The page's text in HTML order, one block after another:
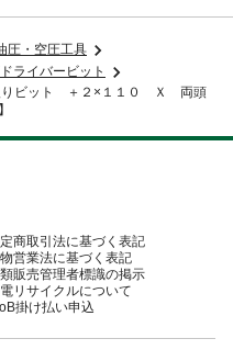
圧・空圧工具
ライバービット
入りビット ＋２×１１０ Ｘ 両頭
商取引法に基づく表記
営業法に基づく表記
販売管理者標識の掲示
リサイクルについて
掛け払い申込